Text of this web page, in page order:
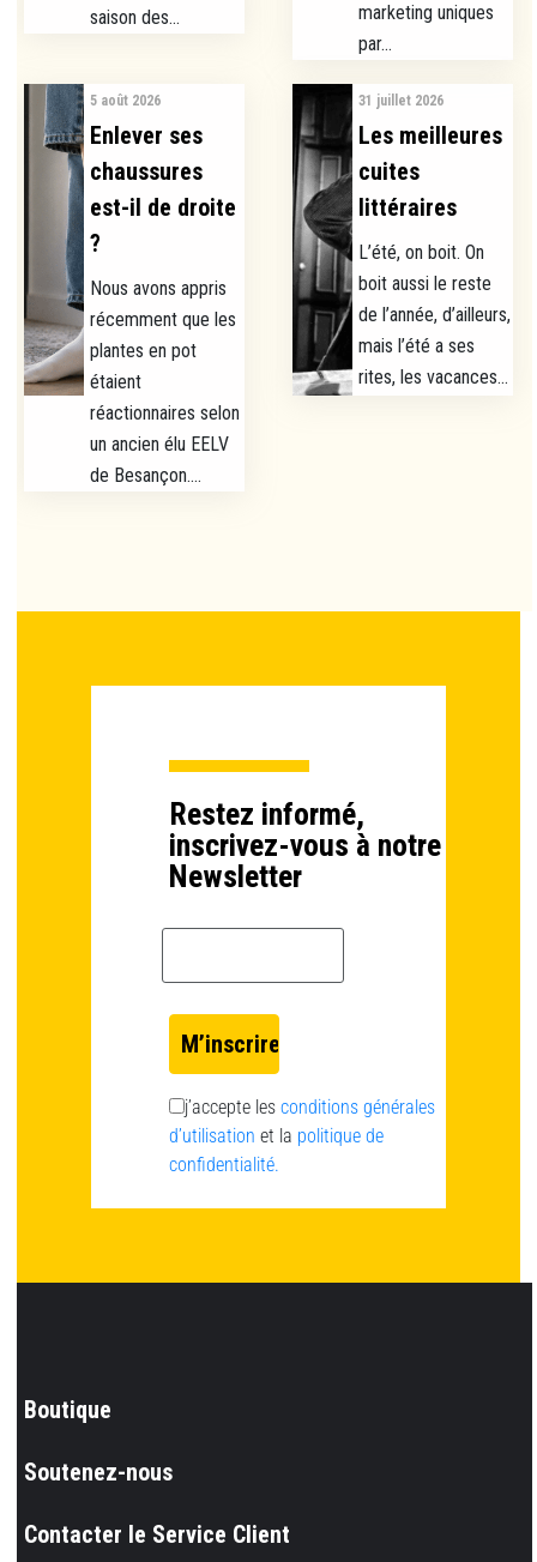
saison des...
marketing uniques
par...
5 août 2026
Enlever ses
chaussures
est-il de droite
?
Nous avons appris
récemment que les
plantes en pot
étaient
réactionnaires selon
un ancien élu EELV
de Besançon....
31 juillet 2026
Les meilleures
cuites
littéraires
L’été, on boit. On
boit aussi le reste
de l’année, d’ailleurs,
mais l’été a ses
rites, les vacances...
Restez informé,
inscrivez-vous à notre
Newsletter
j’accepte les conditions générales
d’utilisation et la politique de
confidentialité.
Boutique
Soutenez-nous
Contacter le Service Client